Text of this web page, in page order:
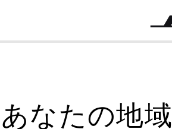
なたの地